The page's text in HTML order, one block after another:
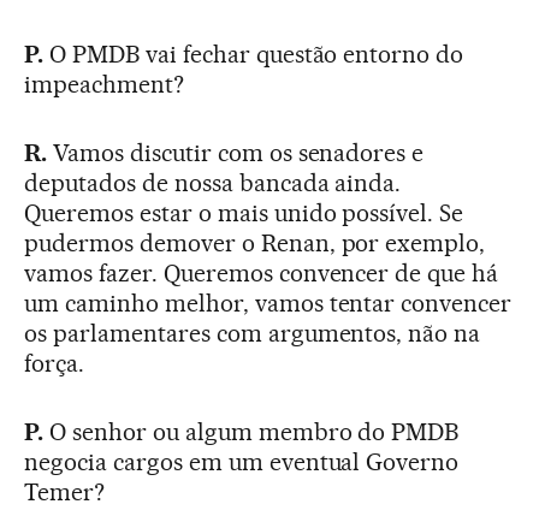
P. O PMDB vai fechar questão entorno do
impeachment?
R. Vamos discutir com os senadores e
deputados de nossa bancada ainda.
Queremos estar o mais unido possível. Se
pudermos demover o Renan, por exemplo,
vamos fazer. Queremos convencer de que há
um caminho melhor, vamos tentar convencer
os parlamentares com argumentos, não na
força.
P. O senhor ou algum membro do PMDB
negocia cargos em um eventual Governo
Temer?